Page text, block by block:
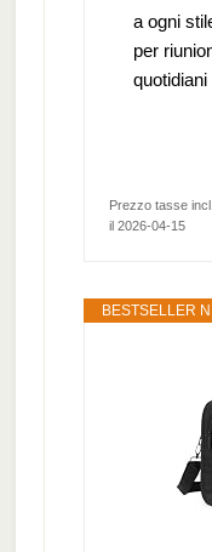
a ogni
per
quotidiani
Prezzo tasse
il 2026-04-15
BESTSELLER